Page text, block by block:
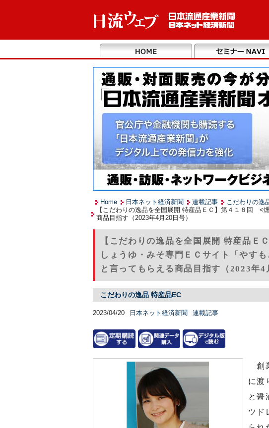
Home 日本ネット経済新聞 連載記事
こだわりの逸
【こだわりの逸品を全国展開 特産品ＥＣ】第４１８回
商品目指す（2023年4月20日号）
【こだわりの逸品を全国展開 特産品
しょうゆ・みそ専門ＥＣサイト「やす
と言ってもらえる商品目指す（2023年4
こだわりの逸品 特産品EC
2023/04/20 日本ネット経済新聞 連載記事
創
に渡
と醤
ツド